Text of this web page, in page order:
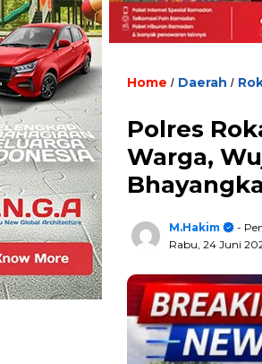
Home / Daerah /
Polres
Warga,
M.Hakim
-
Rabu, 24 Juni